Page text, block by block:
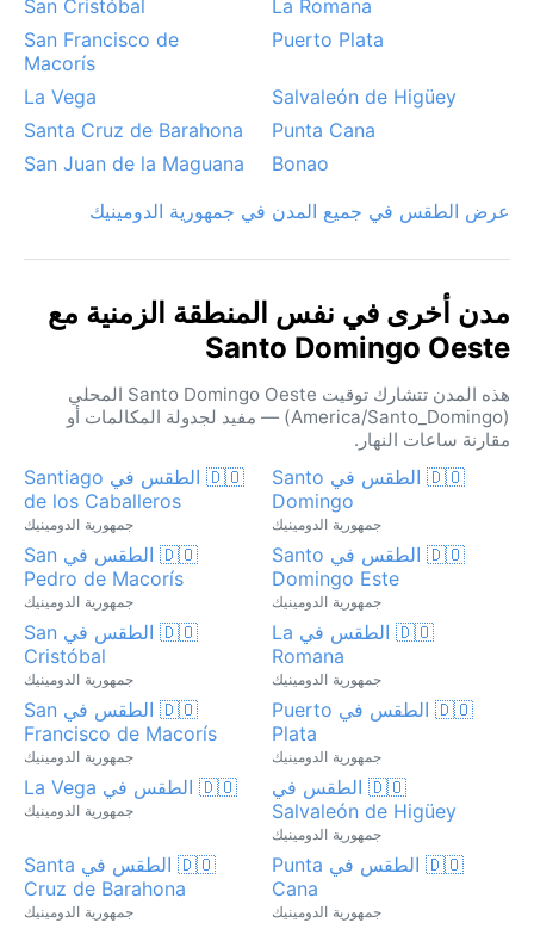
La Romana
San Cristóbal
Puerto Plata
San Francisco de
Macorís
Salvaleón de Higüey
La Vega
Punta Cana
Santa Cruz de Barahona
Bonao
San Juan de la Maguana
عرض الطقس في جميع المدن في جمهورية الدومينيك
مدن أخرى في نفس المنطقة الزمنية مع
Santo Domingo Oeste
هذه المدن تتشارك توقيت Santo Domingo Oeste المحلي
(America/Santo_Domingo) — مفيد لجدولة المكالمات أو
مقارنة ساعات النهار.
🇩🇴 الطقس في Santo
Domingo
جمهورية الدومينيك
🇩🇴 الطقس في Santiago
de los Caballeros
جمهورية الدومينيك
🇩🇴 الطقس في Santo
Domingo Este
جمهورية الدومينيك
🇩🇴 الطقس في San
Pedro de Macorís
جمهورية الدومينيك
🇩🇴 الطقس في La
Romana
جمهورية الدومينيك
🇩🇴 الطقس في San
Cristóbal
جمهورية الدومينيك
🇩🇴 الطقس في Puerto
Plata
جمهورية الدومينيك
🇩🇴 الطقس في San
Francisco de Macorís
جمهورية الدومينيك
🇩🇴 الطقس في
Salvaleón de Higüey
جمهورية الدومينيك
🇩🇴 الطقس في La Vega
جمهورية الدومينيك
🇩🇴 الطقس في Punta
Cana
جمهورية الدومينيك
🇩🇴 الطقس في Santa
Cruz de Barahona
جمهورية الدومينيك